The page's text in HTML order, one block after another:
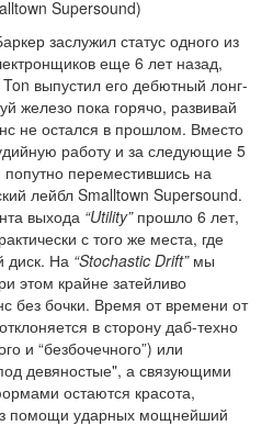
Supersound)
заслужил статус одного из
еще 6 лет назад,
выпустил его дебютный лонг-
железо пока горячо, развивай
не остался в прошлом. Вместо
работу и за следующие 5
попутно переместившись на
лейбл Smalltown Supersound.
выхода “Utility”прошло 6 лет,
с того же места, где
диск. На “Stochastic Drift”мы
этом крайне затейливо
без бочки. Время от времени от
в сторону даб-техно
и “безбочечного”) или
девяностые", а связующими
остаются красота,
помощи ударных мощнейший